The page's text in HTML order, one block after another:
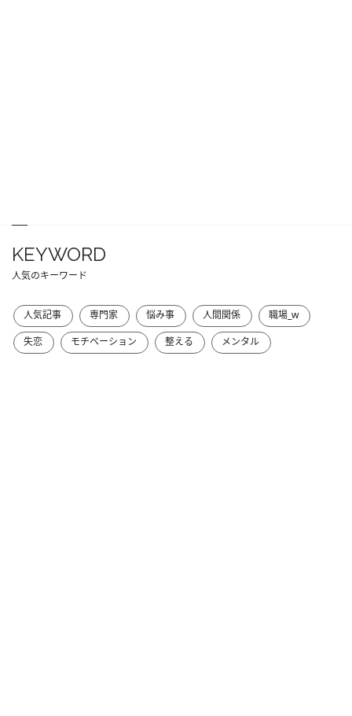
KEYWORD
人気のキーワード
人気記事 専門家 悩み事 人間関係
職場_w
失恋
モチベーション 整える メンタル